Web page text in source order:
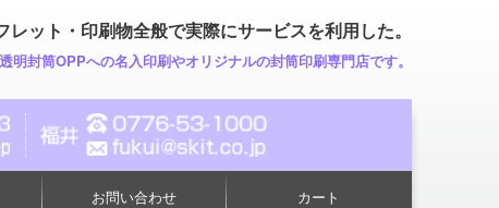
レット・印刷物全般で実際にサービスを利用した。
透明封筒OPPへの名入印刷やオリジナルの封筒印刷専門店です。
お問い合わせ カート